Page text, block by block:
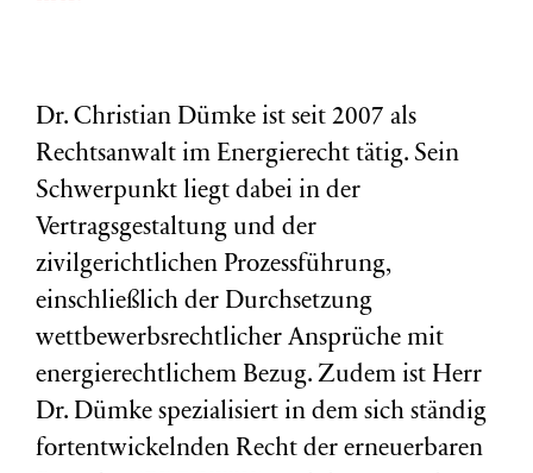
Dr. Christian Dümke ist seit 2007 als
Rechtsanwalt im Energierecht tätig. Sein
Schwerpunkt liegt dabei in der
Vertragsgestaltung und der
zivilgerichtlichen Prozessführung,
einschließlich der Durchsetzung
wettbewerbsrechtlicher Ansprüche mit
energierechtlichem Bezug. Zudem ist Herr
Dr. Dümke spezialisiert in dem sich ständig
fortentwickelnden Recht der erneuerbaren